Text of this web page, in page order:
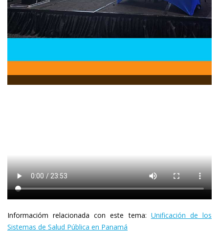
Informacióm relacionada con este tema: Unificación de los
Sistemas de Salud Pública en Panamá